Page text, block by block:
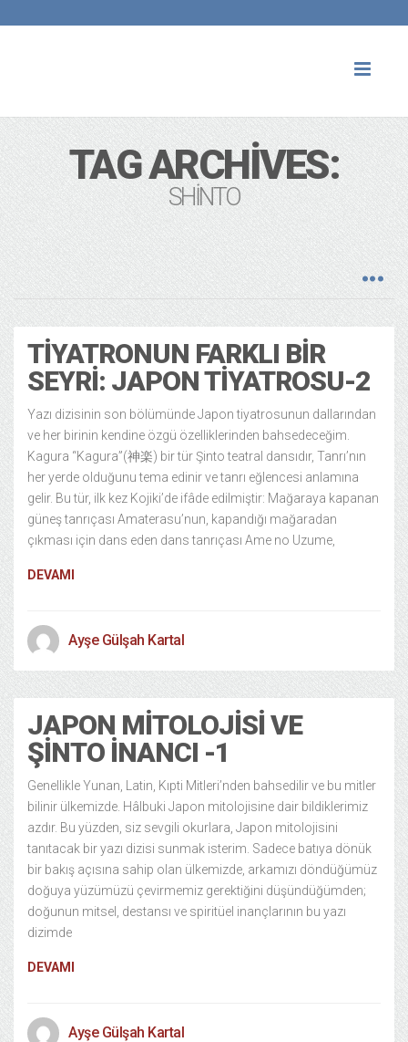
TAG ARCHIVES:
SHINTO
TIYATRONUN FARKLI BIR
SEYRI: JAPON TIYATROSU-2
Yazı dizisinin son bölümünde Japon tiyatrosunun dallarından
ve her birinin kendine özgü özelliklerinden bahsedeceğim.
Kagura “Kagura”(神楽) bir tür Şinto teatral dansıdır, Tanrı’nın
her yerde olduğunu tema edinir ve tanrı eğlencesi anlamına
gelir. Bu tür, ilk kez Kojiki’de ifâde edilmiştir: Mağaraya kapanan
güneş tanrıçası Amaterasu’nun, kapandığı mağaradan
çıkması için dans eden dans tanrıçası Ame no Uzume,
DEVAMI
Ayşe Gülşah Kartal
JAPON MITOLOJISI VE
ŞINTO İNANCI -1
Genellikle Yunan, Latin, Kıpti Mitleri’nden bahsedilir ve bu mitler
bilinir ülkemizde. Hâlbuki Japon mitolojisine dair bildiklerimiz
azdır. Bu yüzden, siz sevgili okurlara, Japon mitolojisini
tanıtacak bir yazı dizisi sunmak isterim. Sadece batıya dönük
bir bakış açısına sahip olan ülkemizde, arkamızı döndüğümüz
doğuya yüzümüzü çevirmemiz gerektiğini düşündüğümden;
doğunun mitsel, destansı ve spiritüel inançlarının bu yazı
dizimde
DEVAMI
Ayşe Gülşah Kartal